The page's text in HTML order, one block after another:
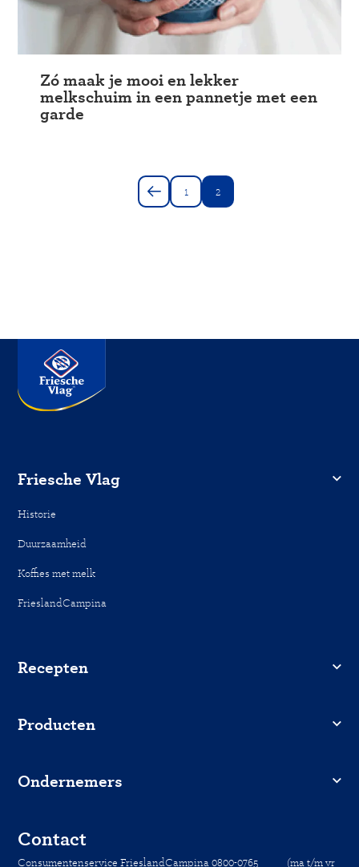
Zó maak je mooi en lekker
melkschuim in een pannetje met een
garde
Pagina
1
Huidige
2
Friesche Vlag
Historie
Duurzaamheid
Koffies met melk
FrieslandCampina
Recepten
Producten
Ondernemers
Contact
Consumentenservice FrieslandCampina 0800-0765 (ma t/m vr